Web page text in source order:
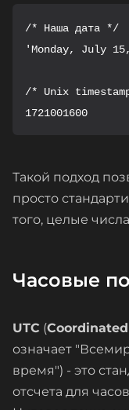
/* Наша дата */
'Monday, July
/* Unix
1721001600
Такой подход
просто
того, целые
Часовые
UTC (
означает
время") - это
отсчета для